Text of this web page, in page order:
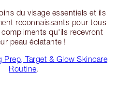
du visage essentiels et ils
reconnaissants pour tous
qu'ils recevront
peau éclatante !
Prep, Target & Glow Skincare
Routine.